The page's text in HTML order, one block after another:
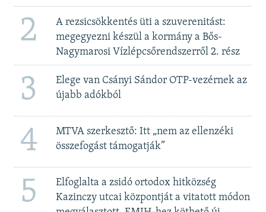
2
A rezsicsökkentés üti a szuverenitást:
megegyezni készül a kormány a Bős-
Nagymarosi Vízlépcsőrendszerről 2. rész
3
Elege van Csányi Sándor OTP-vezérnek az
újabb adókból
4
MTVA szerkesztő: Itt „nem az ellenzéki
összefogást támogatják”
5
Elfoglalta a zsidó ortodox hitközség
Kazinczy utcai központját a vitatott módon